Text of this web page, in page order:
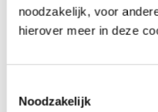
noodzakelijk, voor
hierover meer in deze
Noodzakelijk